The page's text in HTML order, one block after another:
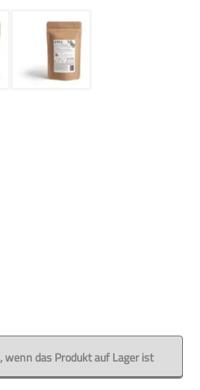
wenn das Produkt auf Lager ist